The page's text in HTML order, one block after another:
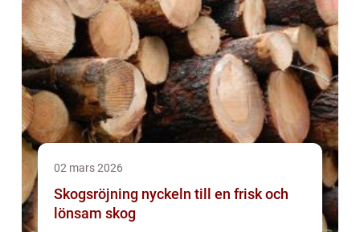
02 mars 2026
Skogsröjning nyckeln till en frisk och
lönsam skog